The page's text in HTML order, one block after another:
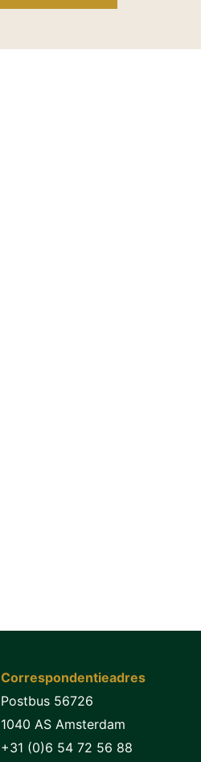
Correspondentieadres
Postbus 56726
1040 AS Amsterdam
+31 (0)6 54 72 56 88